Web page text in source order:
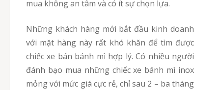
mua không an tâm và có ít sự chọn lựa.
Những khách hàng mới bắt đầu kinh doanh
với mặt hàng này rất khó khăn để tìm được
chiếc xe bán bánh mì hợp lý. Có nhiều người
đánh bạo mua những chiếc xe bánh mì inox
mỏng với mức giá cực rẻ, chỉ sau 2 – ba tháng